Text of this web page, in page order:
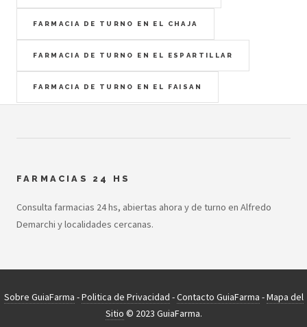
FARMACIA DE TURNO EN EL CHAJA
FARMACIA DE TURNO EN EL ESPARTILLAR
FARMACIA DE TURNO EN EL FAISAN
FARMACIAS 24 HS
Consulta farmacias 24 hs, abiertas ahora y de turno en Alfredo
Demarchi y localidades cercanas.
Sobre GuiaFarma -Politica de Privacidad -Contacto GuiaFarma -Mapa del
Sitio © 2023 GuiaFarma.